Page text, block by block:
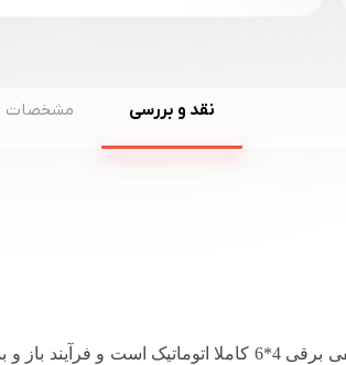
نقد و بررسی مشخصات
پرده نمایش اسکوپ مدل سقفی برقی 4*6 کاملا